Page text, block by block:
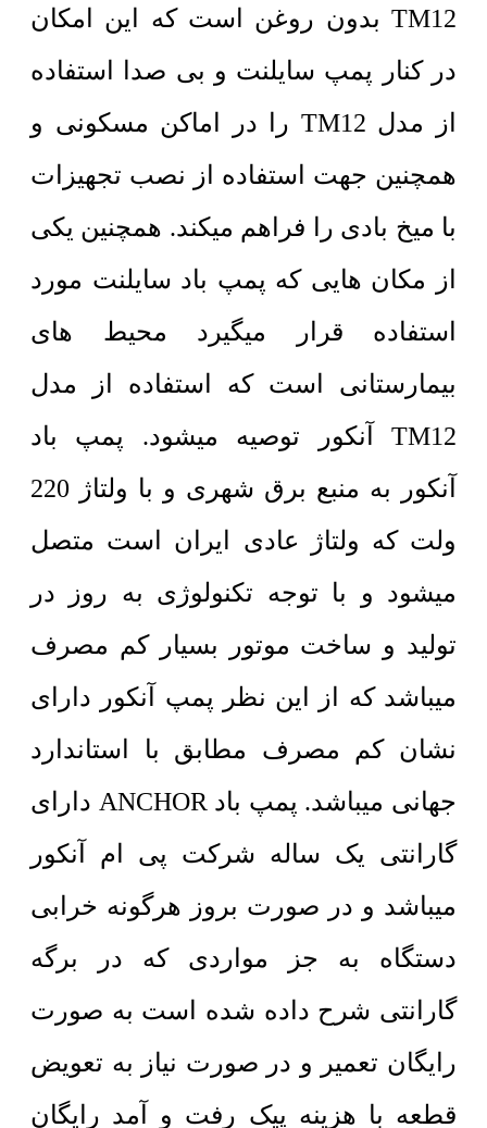
TM12 بدون روغن است که این امکان
در کنار پمپ سایلنت و بی صدا استفاده
از مدل TM12 را در اماکن مسکونی و
همچنین جهت استفاده از نصب تجهیزات
با میخ بادی را فراهم میکند. همچنین یکی
از مکان هایی که پمپ باد سایلنت مورد
استفاده قرار میگیرد محیط های
بیمارستانی است که استفاده از مدل
TM12 آنکور توصیه میشود. پمپ باد
آنکور به منبع برق شهری و با ولتاژ 220
ولت که ولتاژ عادی ایران است متصل
میشود و با توجه تکنولوژی به روز در
تولید و ساخت موتور بسیار کم مصرف
میباشد که از این نظر پمپ آنکور دارای
نشان کم مصرف مطابق با استاندارد
جهانی میباشد. پمپ باد ANCHOR دارای
گارانتی یک ساله شرکت پی ام آنکور
میباشد و در صورت بروز هرگونه خرابی
دستگاه به جز مواردی که در برگه
گارانتی شرح داده شده است به صورت
رایگان تعمیر و در صورت نیاز به تعویض
قطعه با هزینه پیک رفت و آمد رایگان